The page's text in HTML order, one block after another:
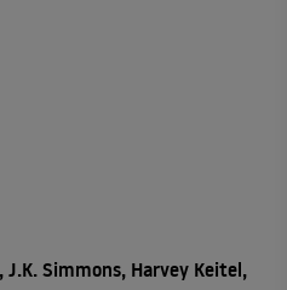
Simmons, Harvey Keitel,